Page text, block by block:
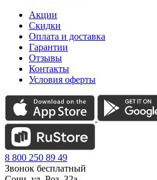
Акции
Скидки
Оплата и доставка
Гарантии
Отзывы
Контакты
Условия оферты
8 800 250 89 49
Звонок бесплатный